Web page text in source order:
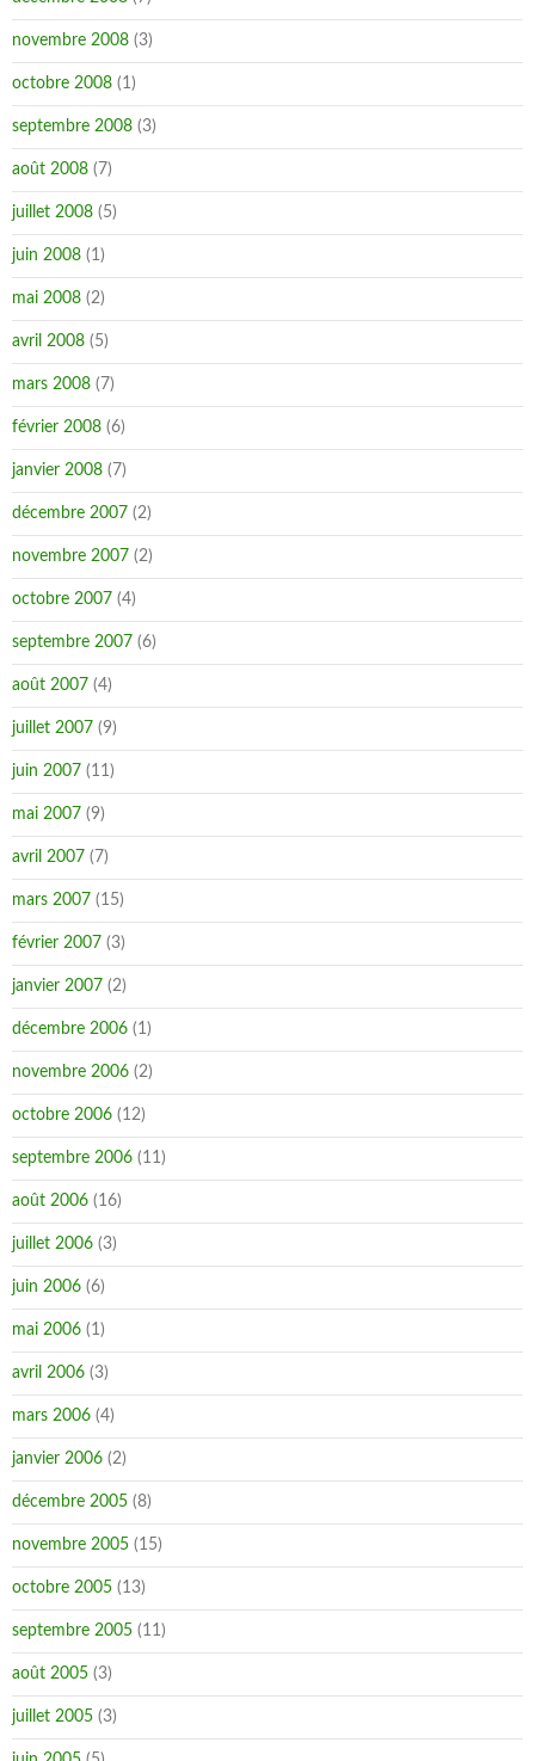
novembre 2008 (3)
octobre 2008 (1)
septembre 2008 (3)
août 2008 (7)
juillet 2008 (5)
juin 2008 (1)
mai 2008 (2)
avril 2008 (5)
mars 2008 (7)
février 2008 (6)
janvier 2008 (7)
décembre 2007 (2)
novembre 2007 (2)
octobre 2007 (4)
septembre 2007 (6)
août 2007 (4)
juillet 2007 (9)
juin 2007 (11)
mai 2007 (9)
avril 2007 (7)
mars 2007 (15)
février 2007 (3)
janvier 2007 (2)
décembre 2006 (1)
novembre 2006 (2)
octobre 2006 (12)
septembre 2006 (11)
août 2006 (16)
juillet 2006 (3)
juin 2006 (6)
mai 2006 (1)
avril 2006 (3)
mars 2006 (4)
janvier 2006 (2)
décembre 2005 (8)
novembre 2005 (15)
octobre 2005 (13)
septembre 2005 (11)
août 2005 (3)
juillet 2005 (3)